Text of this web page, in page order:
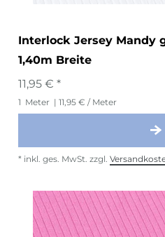
Interlock Jersey Mandy
1,40m Breite
11,95 € *
1 Meter | 11,95 € / Meter
* inkl. ges. MwSt. zzgl.